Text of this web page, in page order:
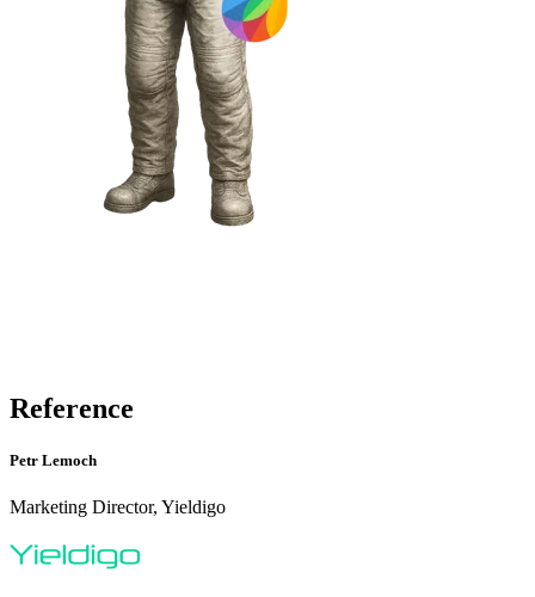
Reference
Petr Lemoch
Marketing Director, Yieldigo